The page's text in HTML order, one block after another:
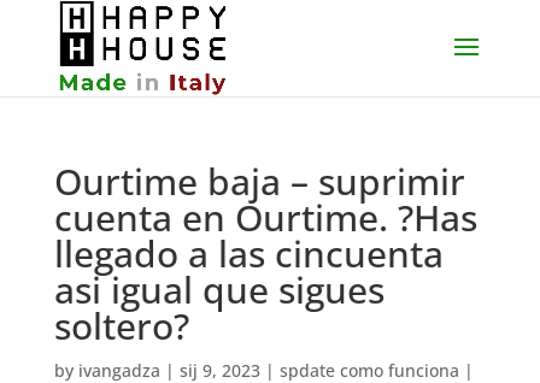
Ourtime baja – suprimir
cuenta en Ourtime. ?Has
llegado a las cincuenta
asi­ igual que sigues
soltero?
by ivangadza | sij 9, 2023| spdate como funciona |